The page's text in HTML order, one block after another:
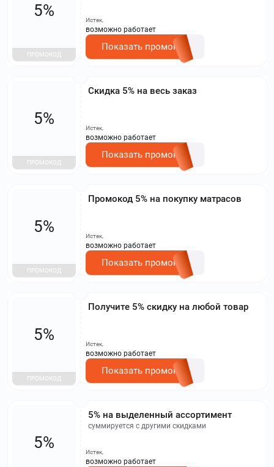
5%
ПРОМОКОД
Истек,
возможно работает
Показать промокод
Скидка 5% на весь заказ
5%
ПРОМОКОД
Истек,
возможно работает
Показать промокод
Промокод 5% на покупку матрасов
5%
ПРОМОКОД
Истек,
возможно работает
Показать промокод
Получите 5% скидку на любой товар
5%
ПРОМОКОД
Истек,
возможно работает
Показать промокод
5% на выделенный ассортимент
суммируется с другими скидками
5%
Истек,
возможно работает